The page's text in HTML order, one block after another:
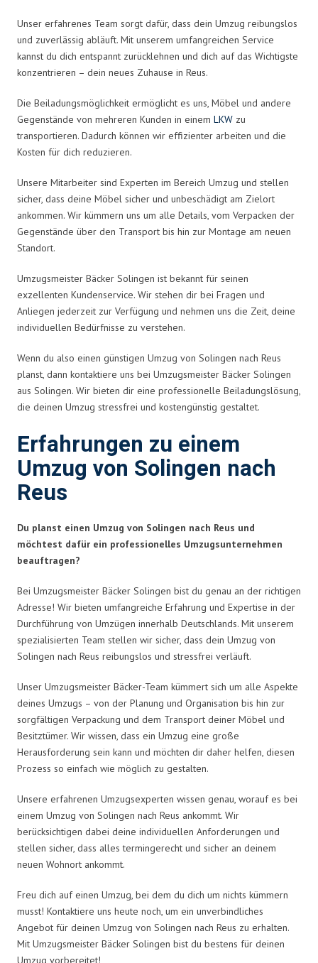
Unser erfahrenes Team sorgt dafür, dass dein Umzug reibungslos
und zuverlässig abläuft. Mit unserem umfangreichen Service
kannst du dich entspannt zurücklehnen und dich auf das Wichtigste
konzentrieren – dein neues Zuhause in Reus.
Die Beiladungsmöglichkeit ermöglicht es uns, Möbel und andere
Gegenstände von mehreren Kunden in einem LKW zu
transportieren. Dadurch können wir effizienter arbeiten und die
Kosten für dich reduzieren.
Unsere Mitarbeiter sind Experten im Bereich Umzug und stellen
sicher, dass deine Möbel sicher und unbeschädigt am Zielort
ankommen. Wir kümmern uns um alle Details, vom Verpacken der
Gegenstände über den Transport bis hin zur Montage am neuen
Standort.
Umzugsmeister Bäcker Solingen ist bekannt für seinen
exzellenten Kundenservice. Wir stehen dir bei Fragen und
Anliegen jederzeit zur Verfügung und nehmen uns die Zeit, deine
individuellen Bedürfnisse zu verstehen.
Wenn du also einen günstigen Umzug von Solingen nach Reus
planst, dann kontaktiere uns bei Umzugsmeister Bäcker Solingen
aus Solingen. Wir bieten dir eine professionelle Beiladungslösung,
die deinen Umzug stressfrei und kostengünstig gestaltet.
Erfahrungen zu einem
Umzug von Solingen nach
Reus
Du planst einen Umzug von Solingen nach Reus und
möchtest dafür ein professionelles Umzugsunternehmen
beauftragen?
Bei Umzugsmeister Bäcker Solingen bist du genau an der richtigen
Adresse! Wir bieten umfangreiche Erfahrung und Expertise in der
Durchführung von Umzügen innerhalb Deutschlands. Mit unserem
spezialisierten Team stellen wir sicher, dass dein Umzug von
Solingen nach Reus reibungslos und stressfrei verläuft.
Unser Umzugsmeister Bäcker-Team kümmert sich um alle Aspekte
deines Umzugs – von der Planung und Organisation bis hin zur
sorgfältigen Verpackung und dem Transport deiner Möbel und
Besitztümer. Wir wissen, dass ein Umzug eine große
Herausforderung sein kann und möchten dir daher helfen, diesen
Prozess so einfach wie möglich zu gestalten.
Unsere erfahrenen Umzugsexperten wissen genau, worauf es bei
einem Umzug von Solingen nach Reus ankommt. Wir
berücksichtigen dabei deine individuellen Anforderungen und
stellen sicher, dass alles termingerecht und sicher an deinem
neuen Wohnort ankommt.
Freu dich auf einen Umzug, bei dem du dich um nichts kümmern
musst! Kontaktiere uns heute noch, um ein unverbindliches
Angebot für deinen Umzug von Solingen nach Reus zu erhalten.
Mit Umzugsmeister Bäcker Solingen bist du bestens für deinen
Umzug vorbereitet!